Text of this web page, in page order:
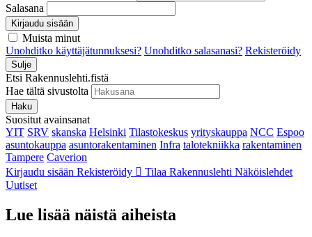
Salasana
Kirjaudu sisään
Muista minut
Unohditko käyttäjätunnuksesi? Unohditko salasanasi? Rekisteröidy
Sulje
Etsi Rakennuslehti.fistä
Hae tältä sivustolta
Haku
Suositut avainsanat
YIT SRV skanska Helsinki Tilastokeskus yrityskauppa NCC Espoo
asuntokauppa asuntorakentaminen Infra talotekniikka rakentaminen
Tampere Caverion
Kirjaudu sisään Rekisteröidy Tilaa Rakennuslehti Näköislehdet
Uutiset
Lue lisää näistä aiheista